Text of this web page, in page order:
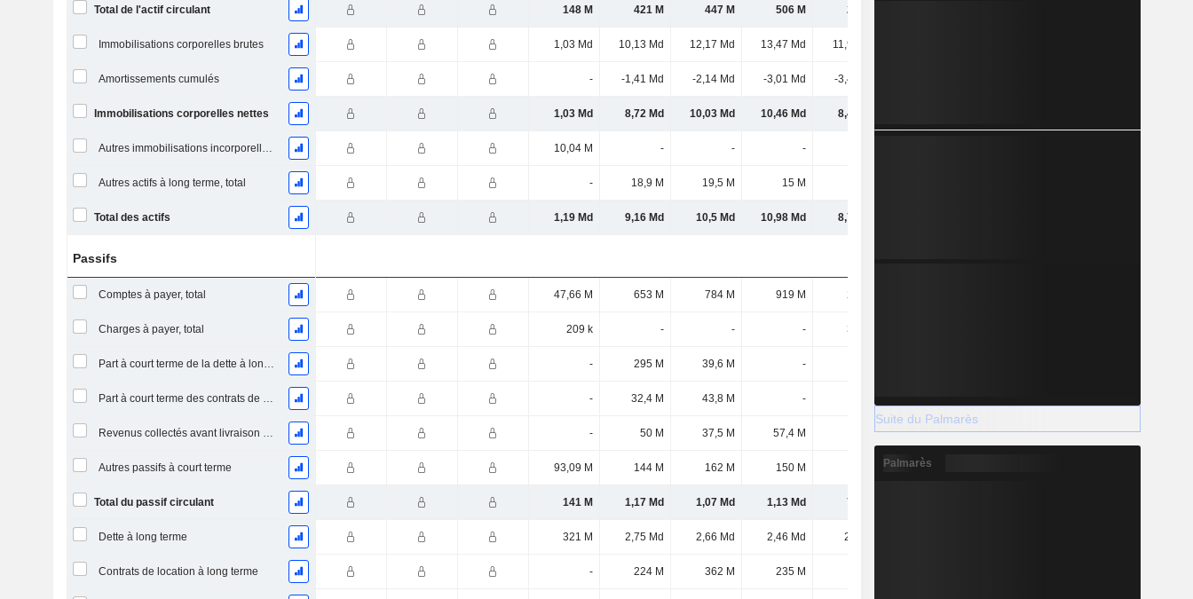
Total de l'actif circulant 148 M 421 M 447 M 506 M 276 M
Immobilisations corporelles brutes 1,03 Md 10,13 Md 12,17 Md 13,47 Md 11,91 Md
Amortissements cumulés - -1,41 Md -2,14 Md -3,01 Md -3,41 Md
Immobilisations corporelles nettes 1,03 Md 8,72 Md 10,03 Md 10,46 Md 8,49 Md
Autres immobilisations incorporelles, total 10,04 M - - -
Autres actifs à long terme, total - 18,9 M 19,5 M 15 M
Total des actifs 1,19 Md 9,16 Md 10,5 Md 10,98 Md 8,79 Md
Passifs
Comptes à payer, total 47,66 M 653 M 784 M 919 M 213 M
Charges à payer, total 209 k - - - 396 M
Part à court terme de la dette à long terme - 295 M 39,6 M -
Part à court terme des contrats de location - 32,4 M 43,8 M -
Revenus collectés avant livraison du produit/service - 50 M 37,5 M 57,4 M 29 M
Autres passifs à court terme 93,09 M 144 M 162 M 150 M
Total du passif circulant 141 M 1,17 Md 1,07 Md 1,13 Md 745 M
Dette à long terme 321 M 2,75 Md 2,66 Md 2,46 Md 2,1 Md
Contrats de location à long terme - 224 M 362 M 235 M
Suite du Palmarès
Palmarès